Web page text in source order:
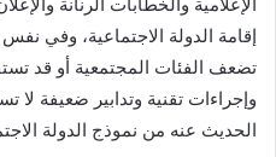
إقامة الدولة الاجتماعية، وفي
تضعف الفئات المجتمعية أو قد
وإجراءات تقنية وتدابير ضعيفة
الحديث عنه من نموذج الدولة